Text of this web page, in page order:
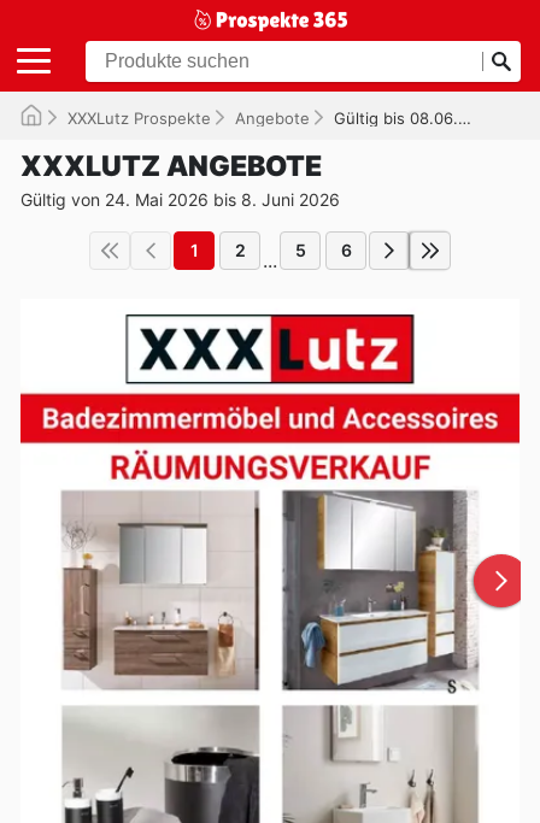
XXXLutz Prospekte Angebote Gültig bis 08.06.2026
XXXLUTZ ANGEBOTE
Gültig von 24. Mai 2026 bis 8. Juni 2026
1 2 ... 5 6